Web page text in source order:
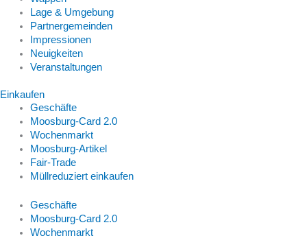
Lage & Umgebung
Partnergemeinden
Impressionen
Neuigkeiten
Veranstaltungen
Einkaufen
Geschäfte
Moosburg-Card 2.0
Wochenmarkt
Moosburg-Artikel
Fair-Trade
Müllreduziert einkaufen
Geschäfte
Moosburg-Card 2.0
Wochenmarkt